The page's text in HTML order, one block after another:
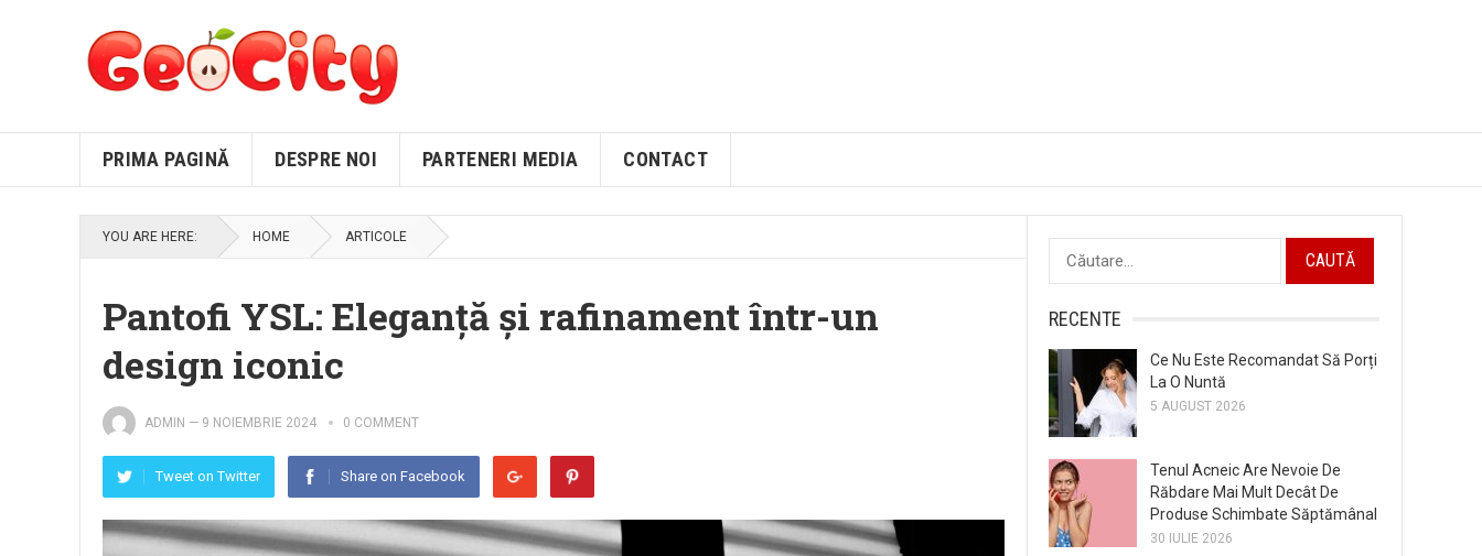
PRIMA PAGINĂ DESPRE NOI PARTENERI MEDIA CONTACT
YOU ARE HERE: HOME ARTICOLE
Pantofi YSL: Eleganță și rafinament într-un
design iconic
ADMIN — 9 NOIEMBRIE 2024 0 COMMENT
Tweet on Twitter Share on Facebook
Caută
după:
RECENTE
Ce Nu Este Recomandat Să Porți
La O Nuntă
5 AUGUST 2026
Tenul Acneic Are Nevoie De
Răbdare Mai Mult Decât De
Produse Schimbate Săptămânal
30 IULIE 2026